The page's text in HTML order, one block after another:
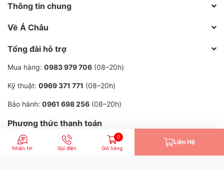
Thông tin chung
Về Á Châu
Tổng đài hỗ trợ
Mua hàng: 0983 979 706 (08–20h)
Kỹ thuật: 0969 371 771 (08–20h)
Bảo hành: 0961 698 256 (08–20h)
Phương thức thanh toán
Nhắn tin Gọi điện
0
Giỏ hàng
Liên Hệ